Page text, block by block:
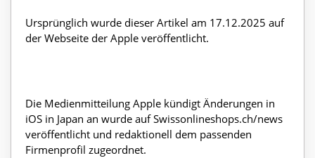
Ursprünglich wurde dieser Artikel am 17.12.2025 auf
der Webseite der Apple veröffentlicht.
Die Medienmitteilung Apple kündigt Änderungen in
iOS in Japan an wurde auf Swissonlineshops.ch/news
veröffentlicht und redaktionell dem passenden
Firmenprofil zugeordnet.